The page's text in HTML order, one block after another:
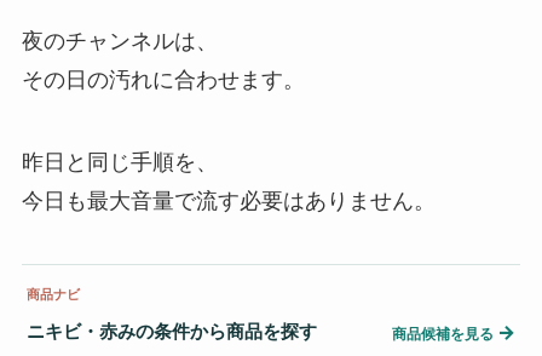
夜のチャンネルは、
その日の汚れに合わせます。
昨日と同じ手順を、
今日も最大音量で流す必要はありません。
商品ナビ
ニキビ・赤みの条件から商品を探す 商品候補を見る →